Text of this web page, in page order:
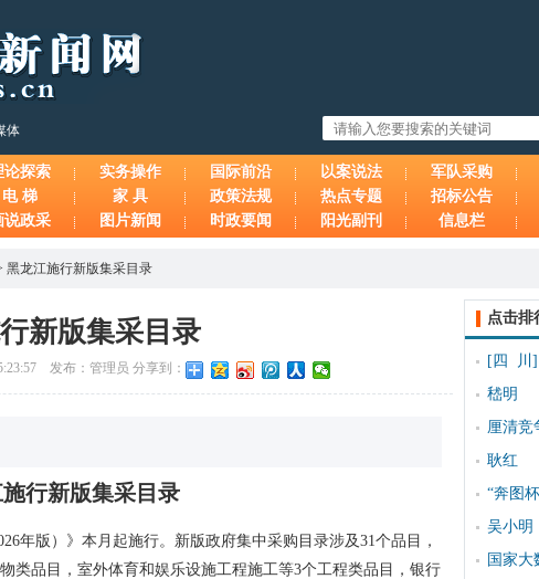
体
论探索 实务操作 国际前沿 以案说法 军队采购
电 梯 家 具 政策法规 热点专题 招标公告
说政采 图片新闻 时政要闻 阳光副刊 信息栏
黑龙江施行新版集采目录
新版集采目录
发布：管理员 分享到：
行新版集采目录
年版）》本月起施行。新版政府集中采购目录涉及31个品目，
类品目，室外体育和娱乐设施工程施工等3个工程类品目，银行
点击排
[四 川]
嵇明
厘清竞
耿红
“奔图
吴小明
国家大